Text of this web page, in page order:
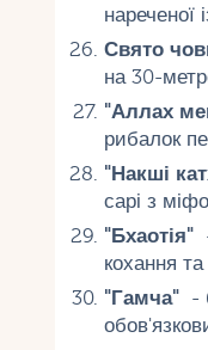
нареченої
Свято
на 30-
"Аллах
рибалок
"Накші
сарі з
"Бхаотія"-
кохання та
"Гамча"-